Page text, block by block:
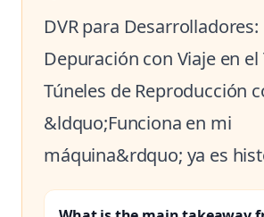
DVR para Desarrolladores:
Depuración con Viaje en
Túneles de Reproducción
&ldquo;Funciona en mi
máquina&rdquo; ya es